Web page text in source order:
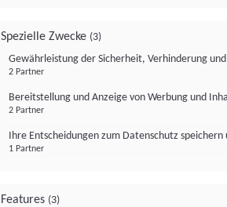
Spezielle Zwecke (3)
Gewährleistung der Sicherheit, Verhinderung
2 Partner
Bereitstellung und Anzeige von Werbung und
2 Partner
Ihre Entscheidungen zum Datenschutz
1 Partner
Features (3)